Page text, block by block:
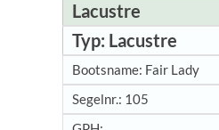
Lacustre
Lacustre
Fair Lady
105